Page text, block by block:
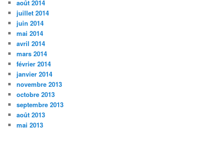
août 2014
juillet 2014
juin 2014
mai 2014
avril 2014
mars 2014
février 2014
janvier 2014
novembre 2013
octobre 2013
septembre 2013
août 2013
mai 2013